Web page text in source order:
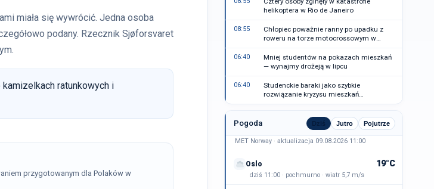
miała się wywrócić. Jedna osoba
podany. Rzecznik Sjøforsvaret
ratunkowych i
przygotowanym dla Polaków w
helikoptera w Rio de Janeiro
08:55
Chłopiec poważnie ranny po upadku z
roweru na torze motocrossowym w
06:40
Mniej studentów na pokazach mieszkań
— wynajmy drożeją w lipcu
06:40
Studenckie baraki jako szybkie
rozwiązanie kryzysu mieszkań
studenckich w Vestland
Pogoda Dziś Jutro Pojutrze
MET Norway · aktualizacja 09.08.2026 11:00
Oslo 19°C
dziś 11:00 · pochmurno · wiatr 5,7 m/s